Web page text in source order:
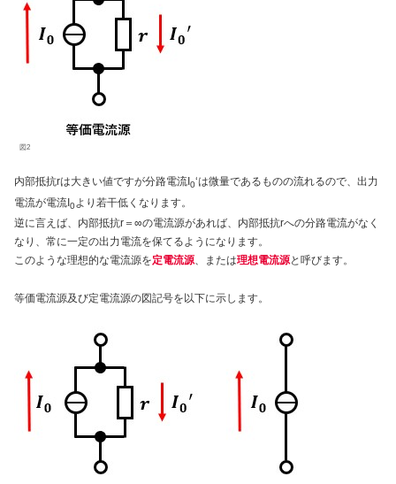
図2
内部抵抗rは大きい値ですが分路電流I 0‘は微量であるものの流れるので、出力
電流が電流I0より若干低くなります。
逆に言えば、内部抵抗r＝∞の電流源があれば、内部抵抗rへの分路電流がなく
なり、常に一定の出力電流を保てるようになります。
このような理想的な電流源を定電流源、または理想電流源と呼びます。
等価電流源及び定電流源の図記号を以下に示します。